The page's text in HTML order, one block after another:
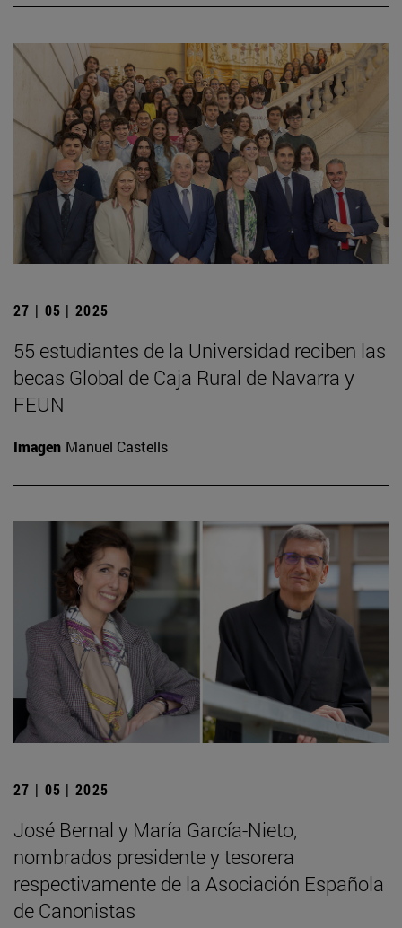
27 | 05 | 2025
55 estudiantes de la Universidad reciben las
becas Global de Caja Rural de Navarra y
FEUN
Imagen Manuel Castells
27 | 05 | 2025
José Bernal y María García-Nieto,
nombrados presidente y tesorera
respectivamente de la Asociación Española
de Canonistas